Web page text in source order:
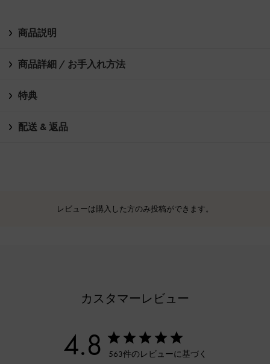
商品説明
商品詳細 / お手入れ方法
特典
配送 & 返品
レビューは購入した方のみ投稿ができます。
カスタマーレビュー
4.8 563件のレビューに基づく